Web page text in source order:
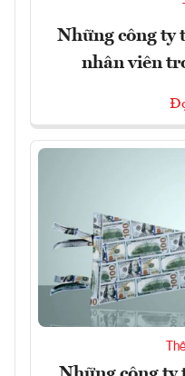
Những công ty
nhân viên